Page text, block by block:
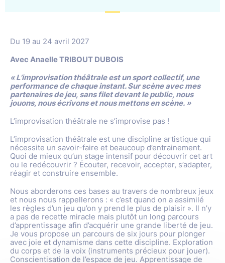
Du 19 au 24 avril 2027
Avec Anaelle TRIBOUT DUBOIS
« L’improvisation théâtrale est un sport collectif, une
performance de chaque instant. Sur scène avec mes
partenaires de jeu, sans filet devant le public, nous
jouons, nous écrivons et nous mettons en scène. »
L’improvisation théâtrale ne s’improvise pas !
L’improvisation théâtrale est une discipline artistique qui
nécessite un savoir-faire et beaucoup d’entrainement.
Quoi de mieux qu’un stage intensif pour découvrir cet art
ou le redécouvrir ? Écouter, recevoir, accepter, s’adapter,
réagir et construire ensemble.
Nous aborderons ces bases au travers de nombreux jeux
et nous nous rappellerons : « c’est quand on a assimilé
les règles d’un jeu qu’on y prend le plus de plaisir ». Il n’y
a pas de recette miracle mais plutôt un long parcours
d’apprentissage afin d’acquérir une grande liberté de jeu.
Je vous propose un parcours de six jours pour plonger
avec joie et dynamisme dans cette discipline. Exploration
du corps et de la voix (instruments précieux pour jouer).
Conscientisation de l’espace de jeu. Apprentissage de